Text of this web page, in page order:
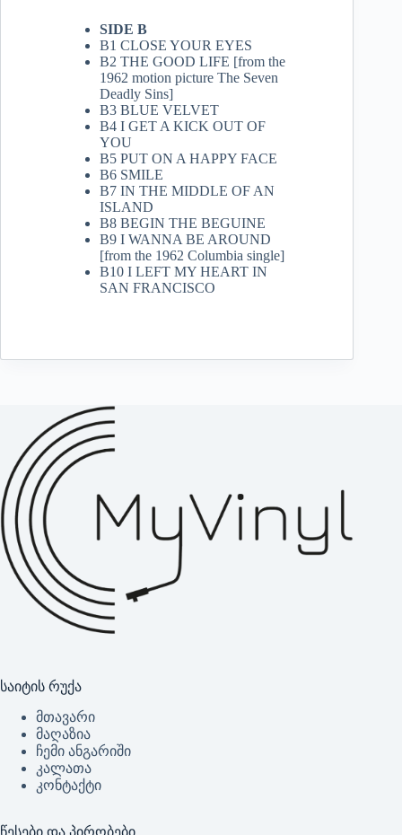
SIDE B
B1 CLOSE YOUR EYES
B2 THE GOOD LIFE [from the
1962 motion picture The Seven
Deadly Sins]
B3 BLUE VELVET
B4 I GET A KICK OUT OF
YOU
B5 PUT ON A HAPPY FACE
B6 SMILE
B7 IN THE MIDDLE OF AN
ISLAND
B8 BEGIN THE BEGUINE
B9 I WANNA BE AROUND
[from the 1962 Columbia single]
B10 I LEFT MY HEART IN
SAN FRANCISCO
საიტის რუქა
მთავარი
მაღაზია
ჩემი ანგარიში
კალათა
კონტაქტი